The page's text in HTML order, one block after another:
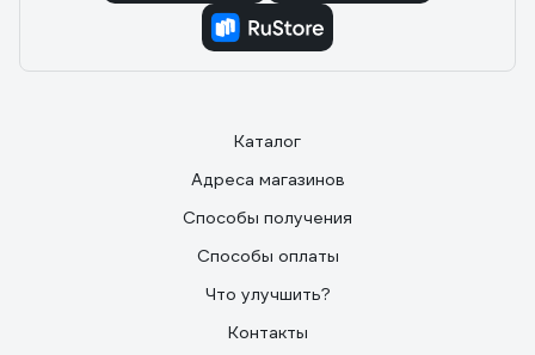
Каталог
Адреса магазинов
Способы получения
Способы оплаты
Что улучшить?
Контакты